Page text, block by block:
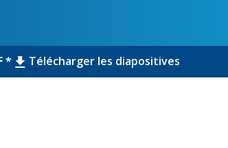
* Télécharger les diapositives